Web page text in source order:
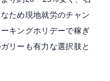
ため現地就労のチャン
キングホリデーで稼ぎ
リーも有力な選択肢と